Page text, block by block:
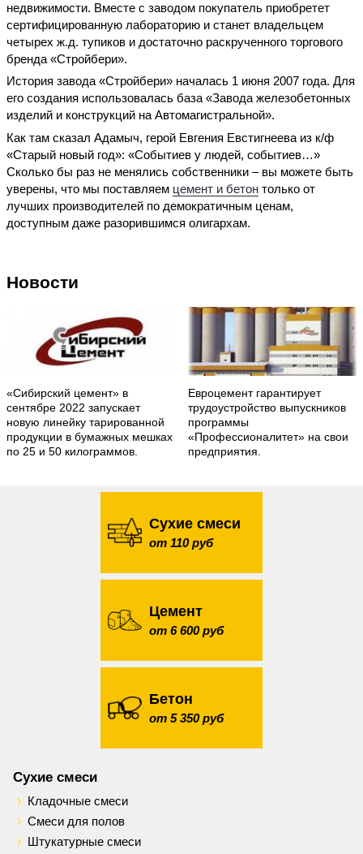
недвижимости. Вместе с заводом покупатель приобретет
сертифицированную лабораторию и станет владельцем
четырех ж.д. тупиков и достаточно раскрученного торгового
бренда «Стройбери».
История завода «Стройбери» началась 1 июня 2007 года. Для
его создания использовалась база «Завода железобетонных
изделий и конструкций на Автомагистральной».
Как там сказал Адамыч, герой Евгения Евстигнеева из к/ф
«Старый новый год»: «Событиев у людей, событиев…»
Сколько бы раз не менялись собственники – вы можете быть
уверены, что мы поставляем цемент и бетон только от
лучших производителей по демократичным ценам,
доступным даже разорившимся олигархам.
Новости
«Сибирский цемент» в
сентябре 2022 запускает
новую линейку тарированной
продукции в бумажных мешках
по 25 и 50 килограммов.
Евроцемент гарантирует
трудоустройство выпускников
программы
«Профессионалитет» на свои
предприятия.
Сухие смеси
от 110 руб
Цемент
от 6 600 руб
Бетон
от 5 350 руб
Сухие смеси
Кладочные смеси
Смеси для полов
Штукатурные смеси